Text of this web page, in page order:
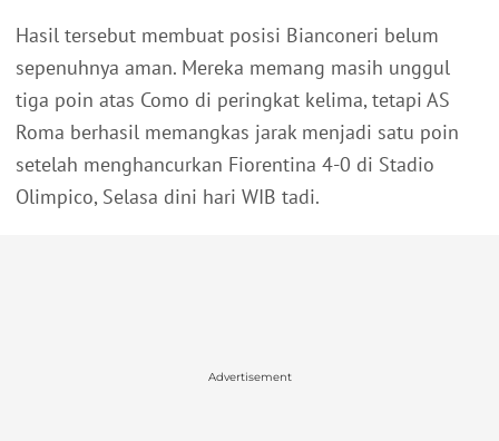
Hasil tersebut membuat posisi Bianconeri belum
sepenuhnya aman. Mereka memang masih unggul
tiga poin atas Como di peringkat kelima, tetapi AS
Roma berhasil memangkas jarak menjadi satu poin
setelah menghancurkan Fiorentina 4-0 di Stadio
Olimpico, Selasa dini hari WIB tadi.
Advertisement